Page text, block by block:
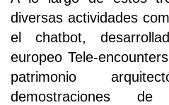
diversas actividades
el chatbot,
europeo Tele-
patrimonio
demostraciones